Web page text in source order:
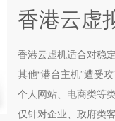
香港云虚
香港云虚机适合对稳
其他“港台主机”遭受
个人网站、电商类等
仅针对企业、政府类